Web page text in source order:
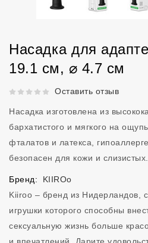
Насадка для
19.1 см, ⌀ 4.7 см
Рейтинг 5 из 5.Оставить отзыв
Насадка изготовлена из
бархатистого и мягкого на
фталатов и латекса,
безопасен для кожи и
Бренд:
KIIROo
Kiiroo – бренд из Нидерландов,
игрушки которого способны
сексуальную жизнь больше